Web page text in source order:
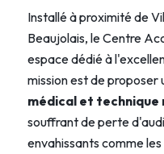
Installé à proximité de
Beaujolais, leCentre
espace dédié à
mission est de proposer
médical et technique
souffrant de perte
envahissants comme